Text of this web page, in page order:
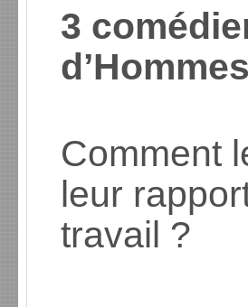
3
Comment
leur
travail ?